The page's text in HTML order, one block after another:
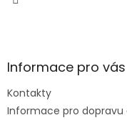
Informace pro vás
Kontakty
Informace pro dopravu